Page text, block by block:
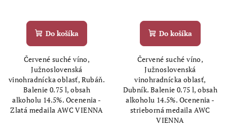
Do košíka
Červené suché víno,
Južnoslovenská
vinohradnícka oblasť, Rubáň.
Balenie 0.75 l, obsah
alkoholu 14.5%. Ocenenia -
Zlatá medaila AWC VIENNA
Do košíka
Červené suché víno,
Južnoslovenská
vinohradnícka oblasť,
Dubník. Balenie 0.75 l, obsah
alkoholu 14.5%. Ocenenia -
strieborná medaila AWC
VIENNA